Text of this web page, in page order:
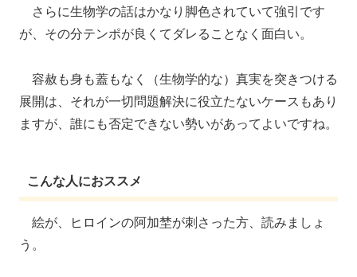
さらに生物学の話はかなり脚色されていて強引です
が、その分テンポが良くてダレることなく面白い。
容赦も身も蓋もなく（生物学的な）真実を突きつける
展開は、それが一切問題解決に役立たないケースもあり
ますが、誰にも否定できない勢いがあってよいですね。
こんな人におススメ
絵が、ヒロインの阿加埜が刺さった方、読みましょ
う。